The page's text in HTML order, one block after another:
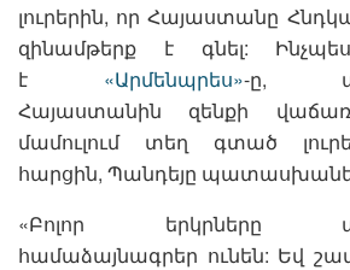
լուրերին, որ Հայաստանը
զինամթերք է գնել:
է «Արմենպրես»-ը,
Հայաստանին զենքի
մամուլում տեղ գտած
հարցին, Պանդեյը
«Բոլոր երկրները
համաձայնագրեր ունեն: Եվ